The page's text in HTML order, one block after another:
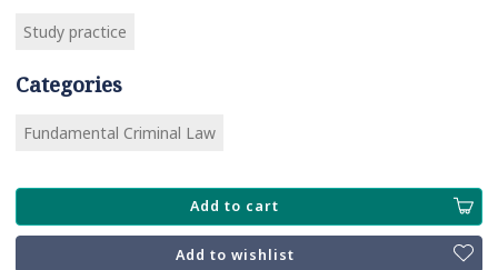
Study practice
Categories
Fundamental Criminal Law
Add to cart
Add to wishlist